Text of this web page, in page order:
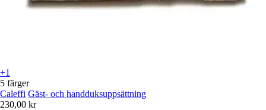
+1
5 färger
Caleffi Gäst- och handduksuppsättning
230,00 kr